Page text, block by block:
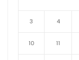
3 4
10 11